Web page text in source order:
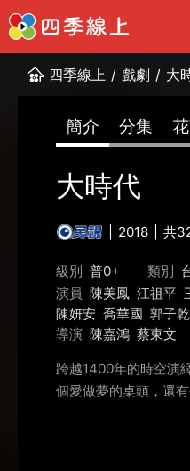
四季線上 / 戲劇 / 大
簡介 分集
大時代
2018 共
級別 普0+ 類別
演員 陳美鳳 江祖平
陳妍安 喬華國 郭子乾
導演 陳嘉鴻 蔡東文
跨越1400年的時空演
個愛做夢的桌頭，還